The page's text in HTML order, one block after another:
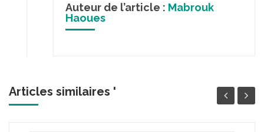
Auteur de l’article : Mabrouk
Haoues
Articles similaires '